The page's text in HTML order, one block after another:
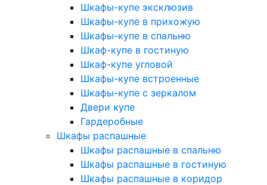
Шкафы-купе эксклюзив
Шкафы-купе в прихожую
Шкафы-купе в спальню
Шкаф-купе в гостиную
Шкаф-купе угловой
Шкафы-купе встроенные
Шкафы-купе с зеркалом
Двери купе
Гардеробные
Шкафы распашные
Шкафы распашные в спальню
Шкафы распашные в гостиную
Шкафы распашные в коридор